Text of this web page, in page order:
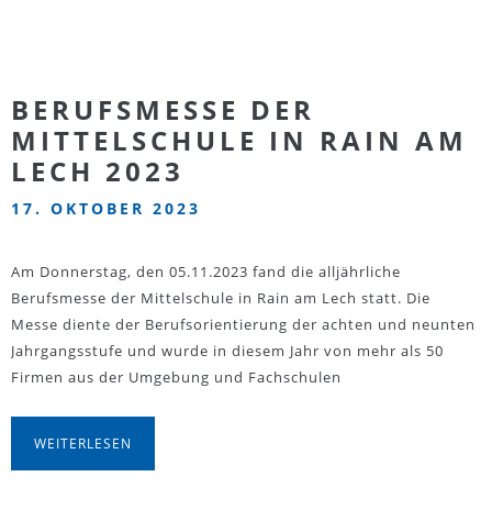
BERUFSMESSE DER
MITTELSCHULE IN RAIN AM
LECH 2023
17. OKTOBER 2023
Am Donnerstag, den 05.11.2023 fand die alljährliche
Berufsmesse der Mittelschule in Rain am Lech statt. Die
Messe diente der Berufsorientierung der achten und neunten
Jahrgangsstufe und wurde in diesem Jahr von mehr als 50
Firmen aus der Umgebung und Fachschulen
WEITERLESEN